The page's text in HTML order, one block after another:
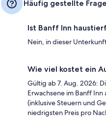
Häufig gestellte
Ist Banff Inn
Nein, in dieser
Wie viel kostet ein
Gültig ab 7. Aug. 2026:
Erwachsene im Banff
(inklusive Steuern und
niedrigsten Preis pro